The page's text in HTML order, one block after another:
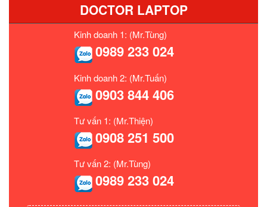
DOCTOR LAPTOP
Kinh doanh 1: (Mr.Tùng)
0989 233 024
Kinh doanh 2: (Mr.Tuấn)
0903 844 406
Tư vấn 1: (Mr.Thiện)
0908 251 500
Tư vấn 2: (Mr.Tùng)
0989 233 024